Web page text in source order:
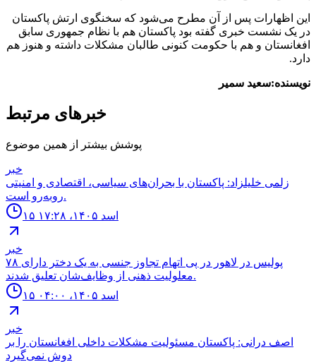
این اظهارات پس از آن مطرح می‌شود که سخنگوی ارتش پاکستان
در یک نشست خبری گفته بود پاکستان هم با نظام جمهوری سابق
افغانستان و هم با حکومت کنونی طالبان مشکلات داشته و هنوز هم
دارد.
نویسنده:سعید سمیر
خبرهای مرتبط
پوشش بیشتر از همین موضوع
خبر
زلمی خلیلزاد: پاکستان با بحران‌های سیاسی، اقتصادی و امنیتی
روبه‌رو است.
۱۵ اسد ۱۴۰۵، ۱۷:۲۸
خبر
۷۸ پولیس در لاهور در پی اتهام تجاوز جنسی به یک دختر دارای
معلولیت ذهنی از وظایف‌شان تعلیق شدند.
۱۵ اسد ۱۴۰۵، ۰۴:۰۰
خبر
اصف درانی: پاکستان مسئولیت مشکلات داخلی افغانستان را بر
دوش نمی‌گیرد